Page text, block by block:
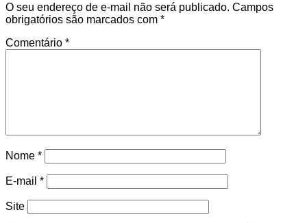
O seu endereço de e-mail não será publicado. Campos
obrigatórios são marcados com *
Comentário *
Nome *
E-mail *
Site